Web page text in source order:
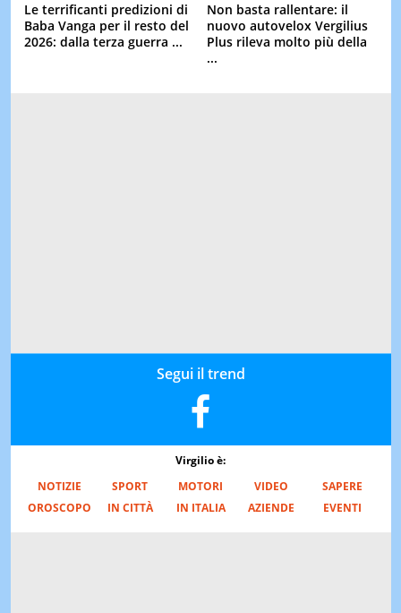
Le terrificanti predizioni di
Baba Vanga per il resto del
2026: dalla terza guerra ...
Non basta rallentare: il
nuovo autovelox Vergilius
Plus rileva molto più della
...
Segui il trend
Virgilio è:
NOTIZIE
SPORT MOTORI VIDEO
SAPERE
OROSCOPO
IN CITTÀ IN ITALIA AZIENDE EVENTI